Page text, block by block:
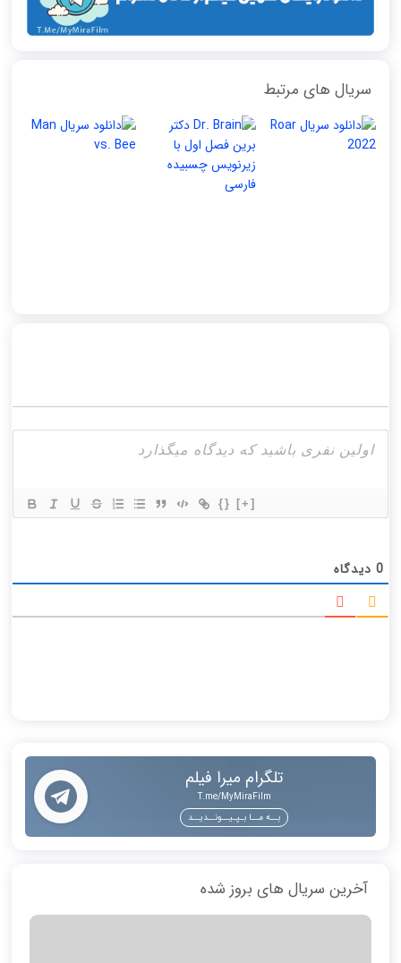
سریال های مرتبط
{} [+]
0 دیدگاه
تلگرام میرا فیلم
T.me/MyMiraFilm
بــه مــا بـپـیــونــدیــد
آخرین سریال های بروز شده